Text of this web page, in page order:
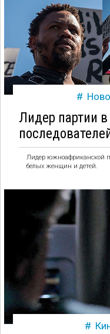
Лидер партии
Лидер южноафриканской
белых женщин и детей.